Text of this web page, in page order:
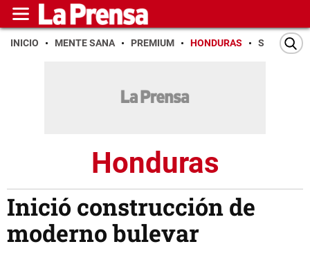
INICIO MENTE SANA PREMIUM HONDURAS SAN PEDRO
Honduras
Inició construcción de
moderno bulevar